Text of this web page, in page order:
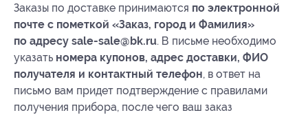
Заказы по доставке принимаются по электронной
почте с пометкой «Заказ, город и Фамилия»
по адресу sale-sale@bk.ru. В письме необходимо
указать номера купонов, адрес доставки, ФИО
получателя и контактный телефон, в ответ на
письмо вам придет подтверждение с правилами
получения прибора, после чего ваш заказ